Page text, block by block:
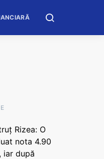
Rizea: O
nota 4.90
iar după